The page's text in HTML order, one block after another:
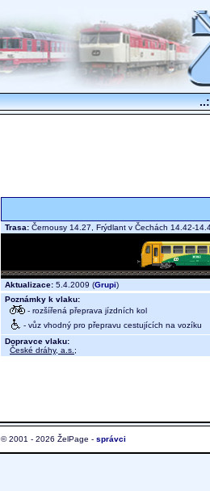
Trasa: Černousy 14.27, Frýdlant v Čechách 14.42-
Aktualizace: 5.4.2009 (Grupi)
Poznámky k vlaku:
- rozšířená přeprava jízdních kol
- vůz vhodný pro přepravu cestujících na vozíku
Dopravce vlaku:
České dráhy, a.s. ;
© 2001 - 2026 ŽelPage - správci